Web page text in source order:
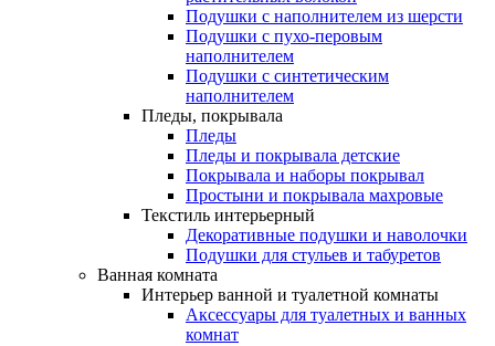
Подушки с наполнителем из шерсти
Подушки с пухо-перовым
наполнителем
Подушки с синтетическим
наполнителем
Пледы, покрывала
Пледы
Пледы и покрывала детские
Покрывала и наборы покрывал
Простыни и покрывала махровые
Текстиль интерьерный
Декоративные подушки и наволочки
Подушки для стульев и табуретов
Ванная комната
Интерьер ванной и туалетной комнаты
Аксессуары для туалетных и ванных
комнат